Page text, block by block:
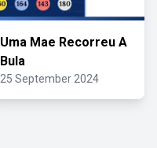
Uma Mae Recorreu A
Bula
25 September 2024